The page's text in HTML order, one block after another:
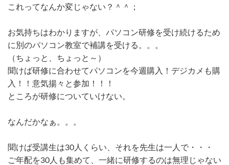
これってなんか変じゃない？＾＾；
お気持ちはわかりますが、パソコン研修を受け続けるため
に別のパソコン教室で補講を受ける。。。
（ちょっと、ちょっと～）
聞けば研修に合わせてパソコンを今週購入！デジカメも購
入！！意気揚々と参加！！！
ところが研修についていけない。
なんだかなぁ。。。
聞けば受講生は30人くらい、それを先生は一人で・・・
ご年配を30人も集めて、一緒に研修するのは無理じゃない